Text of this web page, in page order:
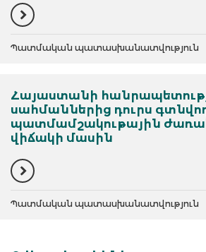
Պատմական պատասխանատվություն
Հայաստանի
սահմաններից դուրս
պատմամշակութային
վիճակի մասին
Պատմական պատասխանատվություն